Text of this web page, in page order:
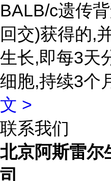
BALB/c遗传
回交)获得的,
生长,即每3天
细胞,持续3个
文 >
联系我们
北京阿斯雷尔
司